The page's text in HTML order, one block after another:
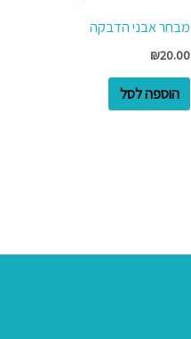
מבחר אבני הדבקה
₪20.00
הוספה לסל